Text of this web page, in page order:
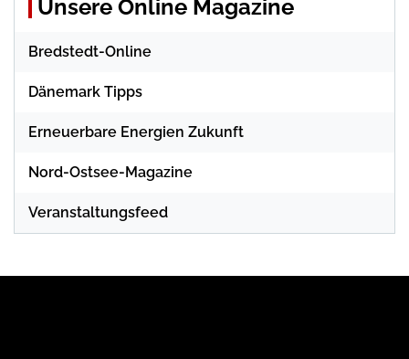
Unsere Online Magazine
Bredstedt-Online
Dänemark Tipps
Erneuerbare Energien Zukunft
Nord-Ostsee-Magazine
Veranstaltungsfeed